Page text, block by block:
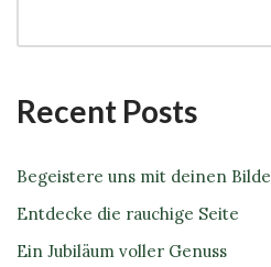
Recent Posts
Begeistere uns mit deinen
Entdecke die rauchige Seite
Ein Jubiläum voller Genuss